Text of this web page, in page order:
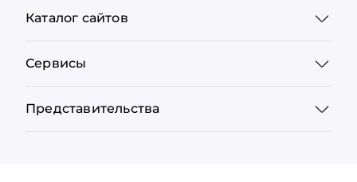
Каталог сайтов
Сервисы
Представительства